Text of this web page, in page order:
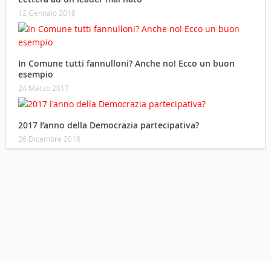
12 Gennaio 2018
In Comune tutti fannulloni? Anche no! Ecco un buon
esempio
24 Marzo 2017
2017 l’anno della Democrazia partecipativa?
26 Dicembre 2016